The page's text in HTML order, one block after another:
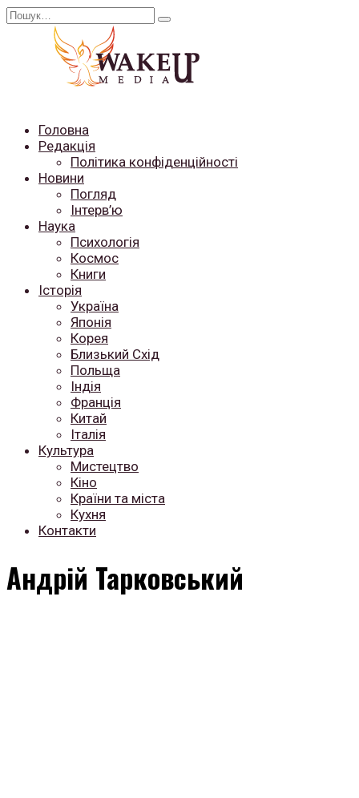
Перейти
Search
Головна
Редакція
Політика конфіденційності
Новини
Погляд
Інтерв’ю
Наука
Психологія
Космос
Книги
Історія
Україна
Японія
Корея
Близький Схід
Польща
Індія
Франція
Китай
Італія
Культура
Мистецтво
Кіно
Країни та міста
Кухня
Контакти
Андрій Тарковський